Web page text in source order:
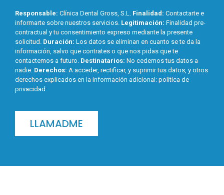
Responsable: Clínica Dental Gross, S.L. Finalidad: Contactarte e
informarte sobre nuestros servicios. Legitimación: Finalidad pre-
contractual y tu consentimiento expreso mediante la presente
solicitud. Duración: Los datos se eliminan en cuanto se te da la
información, salvo que contrates o que nos pidas que te
contactemos a futuro. Destinatarios: No cedemos tus datos a
nadie. Derechos: A acceder, rectificar, y suprimir tus datos, y otros
derechos explicados en la información adicional: política de
privacidad .
LLAMADME